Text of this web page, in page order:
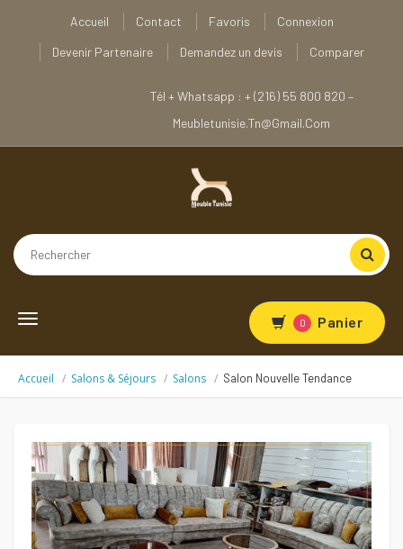
Accueil Contact Favoris
Connexion
Devenir Partenaire
Demandez un devis Comparer
Tél + Whatsapp : + (216) 55 800 820 –
Meubletunisie.tn@gmail.com
Toggle
0 Panier
Accueil Salons & Séjours Salons Salon Nouvelle Tendance